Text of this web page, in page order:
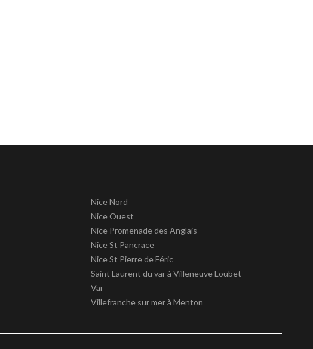
Nice Nord
Nice Ouest
Nice Promenade des Anglais
Nice St Pancrace
Nice St Pierre de Féric
Saint Laurent du var à Villeneuve Loubet
Var
Villefranche sur mer à Menton